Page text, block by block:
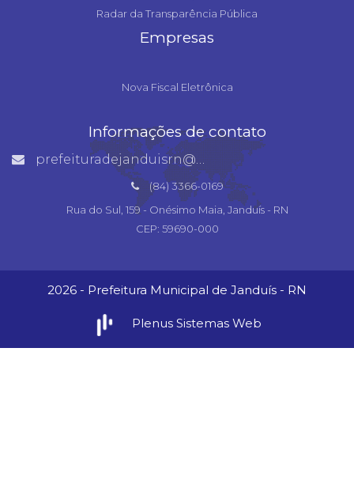
Radar da Transparência Pública
Empresas
Nova Fiscal Eletrônica
Informações de contato
prefeituradejanduisrn@gmail.com
(84) 3366-0169
Rua do Sul, 159 - Onésimo Maia, Janduís - RN
CEP: 59690-000
2026 - Prefeitura Municipal de Janduís - RN
Plenus Sistemas Web